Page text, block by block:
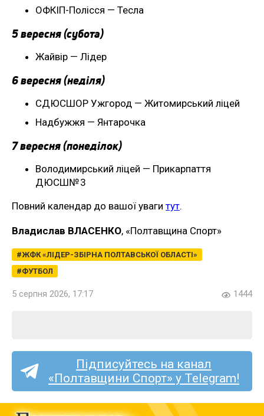
ОФКІП-Полісся — Тесла
5 вересня (субота)
Жайвір — Лідер
6 вересня (неділя)
СДЮСШОР Ужгород — Житомирський ліцей
Надбужжя — Янтарочка
7 вересня (понеділок)
Володимирський ліцей — Прикарпаття
ДЮСШ№ 3
Повний календар до вашої уваги тут.
Владислав ВЛАСЕНКО, «Полтавщина Спорт»
ЖФК «ЛІДЕР-ЗБІРНА ПОЛТАВСЬКОЇ ОБЛАСТІ»
ФУТБОЛ
5 серпня 2026, 17:17 1444
Підписуйтесь на канал
«Полтавщини Спорт» у Telegram!